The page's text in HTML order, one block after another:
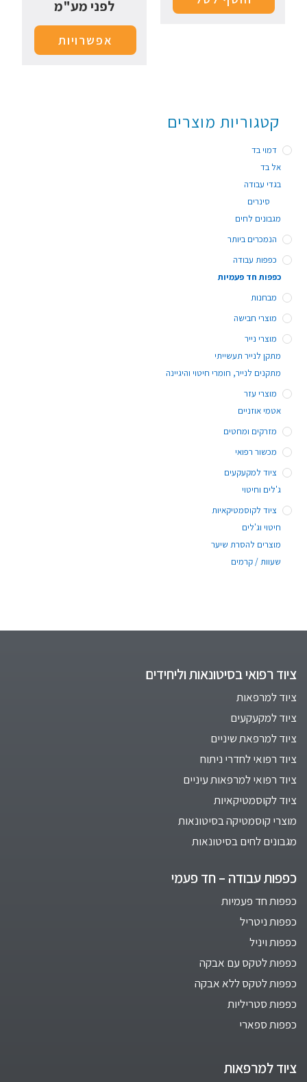
לפני מע"מ
אפשרויות
קטגוריות מוצרים
דמוי בד
אל בד
בגדי עבודה
סינרים
מגבונים לחים
הנמכרים ביותר
כפפות עבודה
כפפות חד פעמיות
מבחנות
מוצרי חבישה
מוצרי נייר
מתקן לנייר תעשייתי
מתקנים לנייר, חומרי חיטוי והיגיינה
מוצרי עזר
אטמי אוזניים
מזרקים ומחטים
מכשור רפואי
ציוד למקעקעים
ג'לים וחיטוי
ציוד לקוסמטיקאיות
חיטוי וג'לים
מוצרים להסרת שיער
שעוות / קרמים
ציוד רפואי בסיטונאות וליחידים
ציוד למרפאות
ציוד למקעקעים
ציוד למרפאת שיניים
ציוד רפואי לחדרי ניתוח
ציוד רפואי למרפאות עיניים
ציוד לקוסמטיקאיות
מוצרי קוסמטיקה בסיטונאות
מגבונים לחים בסיטונאות
כפפות עבודה – חד פעמי
כפפות חד פעמיות
כפפות ניטריל
כפפות ויניל
כפפות לטקס עם אבקה
כפפות לטקס ללא אבקה
כפפות סטריליות
כפפות ספארי
ציוד למרפאות